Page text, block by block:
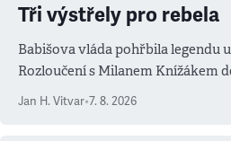
Tři výstřely pro rebela
Babišova vláda pohřbila legendu
Rozloučení s Milanem Knížákem
salvy i kritika pokrokářů
Jan H. Vitvar•7. 8. 2026